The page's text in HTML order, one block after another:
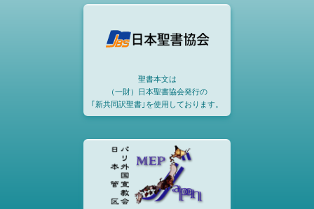
聖書本文は
（一財）日本聖書協会発行の
｢新共同訳聖書｣を使用しております。